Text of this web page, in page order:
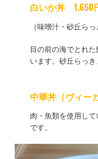
白いか丼 1,650
（味噌汁・砂丘らっ
目の前の海でとれ
います。砂丘らっき
中華丼（ヴィー
肉・魚類を使用し
です。